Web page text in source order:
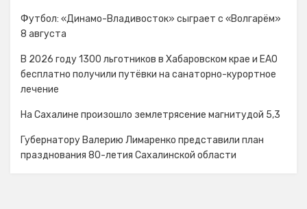
Футбол: «Динамо-Владивосток» сыграет с «Волгарём»
8 августа
В 2026 году 1300 льготников в Хабаровском крае и ЕАО
бесплатно получили путёвки на санаторно-курортное
лечение
На Сахалине произошло землетрясение магнитудой 5,3
Губернатору Валерию Лимаренко представили план
празднования 80-летия Сахалинской области